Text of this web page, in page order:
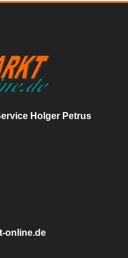
Holger Petrus
online.de